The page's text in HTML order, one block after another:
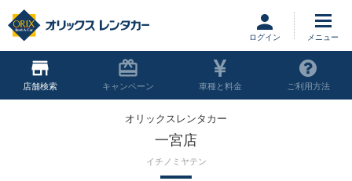
ログイン
店舗 キャンペーン 車種と料金 ご利用方法
オリックスレンタカー
一宮店
イチノミヤテン